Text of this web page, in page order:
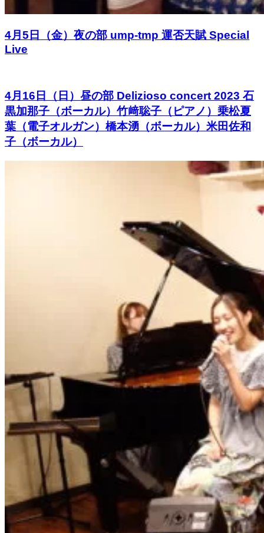
4月5日（金）夜の部 ump-tmp 運否天賦 Special
Live
4月16日（日）昼の部 Delizioso concert 2023 石
黒加那子（ボーカル）竹﨑聡子（ピアノ）乗松夏
葉（電子オルガン）橋本湧（ボーカル）米田佐和
子（ボーカル）